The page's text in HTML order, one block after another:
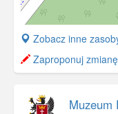
+
−
Zobacz inne
Zaproponuj
Muzeum